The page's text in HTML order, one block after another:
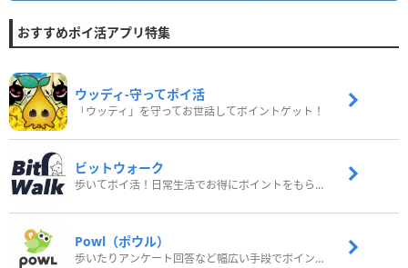
おすすめポイ活アプリ特集
ウッディ‐守ってポイ活
「ウッディ」を守ってお世話してポイントゲット！
ビットウォーク
歩いてポイ活！日常生活でお得にポイントをもらおう
Powl（ポウル）
歩いたりアンケート回答など幅広い手段でポイントをゲット